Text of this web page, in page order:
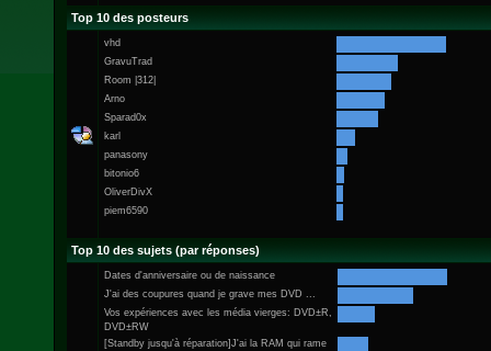
Top 10 des posteurs
vhd
GravuTrad
Room |312|
Arno
Sparad0x
karl
panasony
bitonio6
OliverDivX
piem6590
Top 10 des sujets (par réponses)
Dates d'anniversaire ou de naissance
J'ai des coupures quand je grave mes DVD ...
Vos expériences avec les média vierges: DVD±R,
DVD±RW
[Standby jusqu'à réparation]J'ai la RAM qui rame